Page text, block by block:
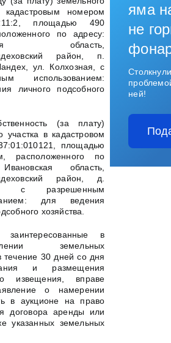
кадастровым номером
площадью 490
по адресу:
область,
район, п.
ул. Колхозная, с
использованием:
личного подсобного
(за плату)
участка в кадастровом
площадью
расположенного по
область,
район, д.
с разрешенным
для ведения
хозяйства.
заинтересованные в
земельных
течение 30 дней со дня
и размещения
извещения, вправе
о намерении
в аукционе на право
договора аренды или
указанных земельных
яма
не
ней!